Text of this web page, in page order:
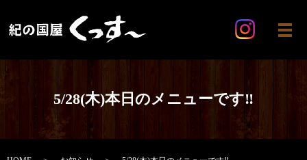
メ
5/28(木)本日のメニューです‼️